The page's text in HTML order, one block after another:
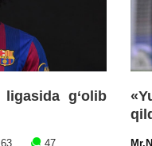
g‘olib